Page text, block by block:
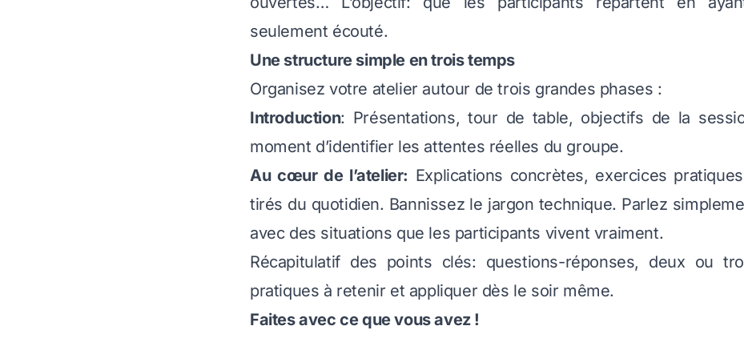
seulement écouté.
Une structure simple en trois temps
Organisez votre atelier autour de trois grandes phases :
Introduction: Présentations, tour de table, objectifs de la
moment d’identifier les attentes réelles du groupe.
Au cœur de l’atelier: Explications concrètes, exercices
tirés du quotidien. Bannissez le jargon technique. Parlez
avec des situations que les participants vivent vraiment.
Récapitulatif des points clés: questions-réponses, deux ou
pratiques à retenir et appliquer dès le soir même.
Faites avec ce que vous avez !